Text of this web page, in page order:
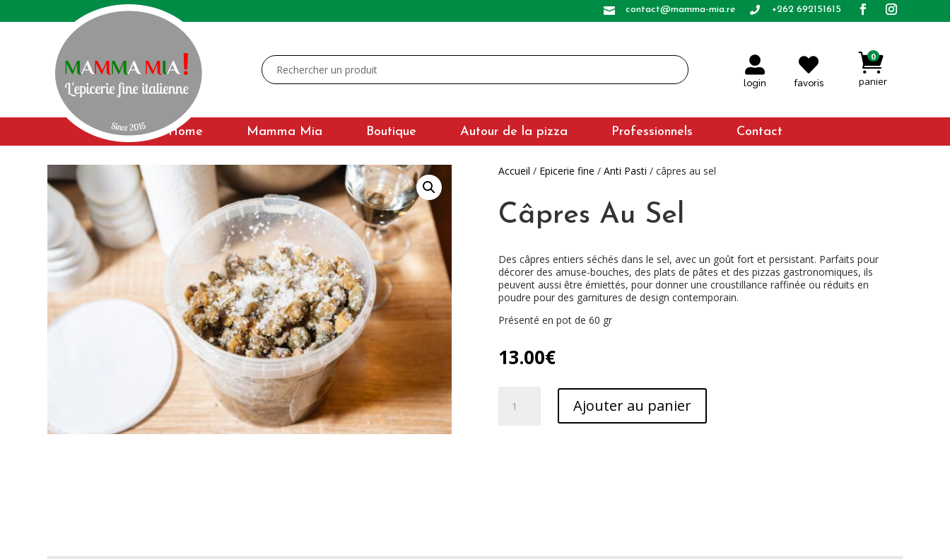
 +262 692151615
 contact@mamma-mia.re

0

favoris

login
Home Mamma Mia Boutique Autour de la pizza Professionnels Contact
Accueil / Epicerie fine /Anti Pasti / câpres au sel
Câpres Au Sel
Des câpres entiers séchés dans le sel, avec un goût fort et persistant. Parfaits pour
décorer des amuse-bouches, des plats de pâtes et des pizzas gastronomiques, ils
peuvent aussi être émiettés, pour donner une croustillance raffinée ou réduits en
poudre pour des garnitures de design contemporain.
Présenté en pot de 60 gr
13.00€
Ajouter au panier